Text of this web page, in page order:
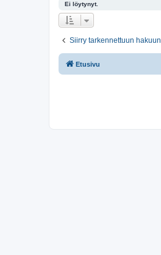
Ei löytynyt.
Siirry tarkennettuun hakuun
Etusivu